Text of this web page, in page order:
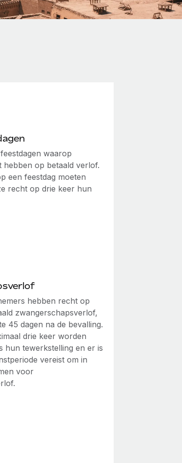
waarop
op betaald verlof.
een feestdag moeten
recht op drie keer hun
hebben recht op
zwangerschapsverlof,
45 dagen na de bevalling.
drie keer worden
hun tewerkstelling en er is
vereist om in
voor